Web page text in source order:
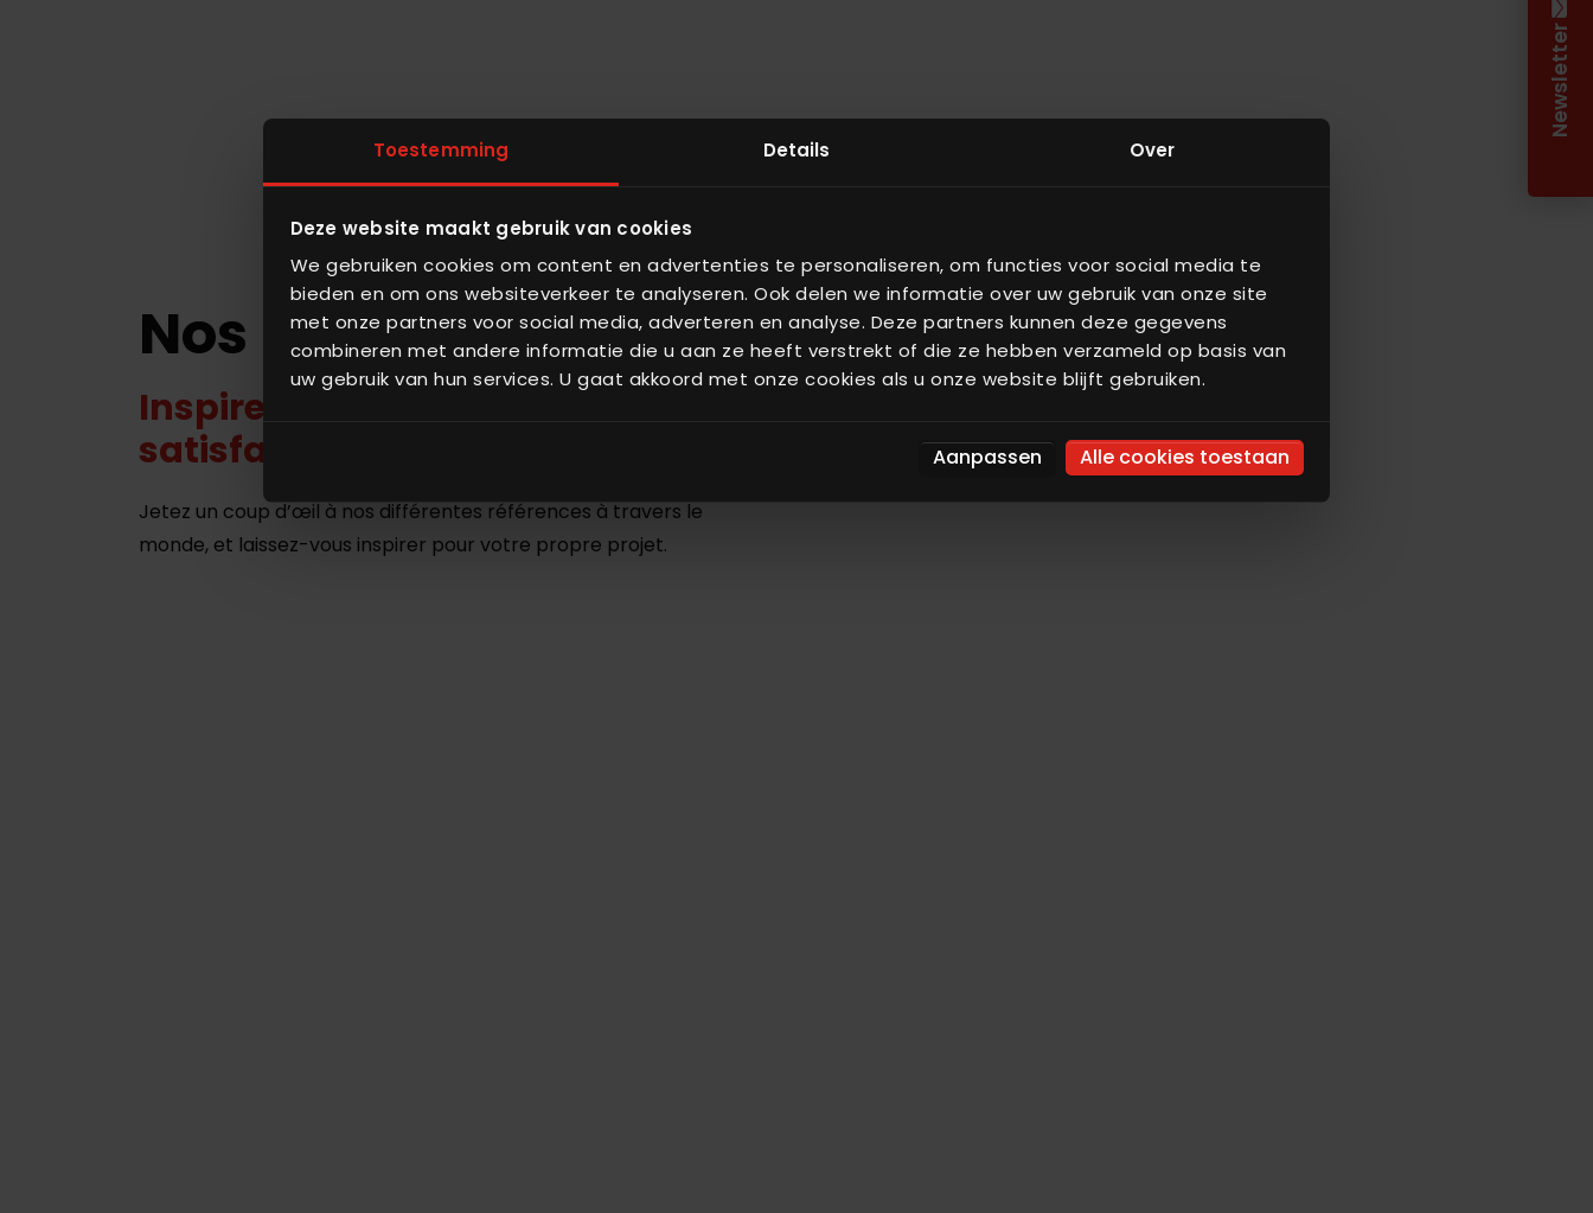
Toestemming Details Over
Deze website maakt gebruik van cookies
We gebruiken cookies om content en advertenties te personaliseren, om functies voor social media te
bieden en om ons websiteverkeer te analyseren. Ook delen we informatie over uw gebruik van onze site
met onze partners voor social media, adverteren en analyse. Deze partners kunnen deze gegevens
combineren met andere informatie die u aan ze heeft verstrekt of die ze hebben verzameld op basis van
uw gebruik van hun services. U gaat akkoord met onze cookies als u onze website blijft gebruiken.
Aanpassen Alle cookies toestaan
Nos références
Inspirez-vous de nos clients
satisfaits dans le monde entier.
Jetez un coup d’œil à nos différentes références à travers le
monde, et laissez-vous inspirer pour votre propre projet.
Newsletter